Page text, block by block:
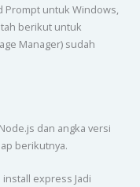
Prompt untuk Windows,
berikut untuk
Manager) sudah
dan angka versi
berikutnya.
express Jadi